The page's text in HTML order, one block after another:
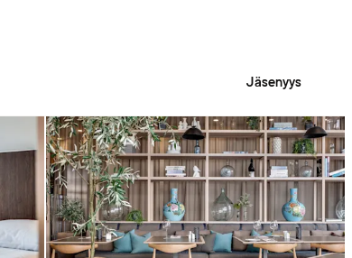
Jäsenyys